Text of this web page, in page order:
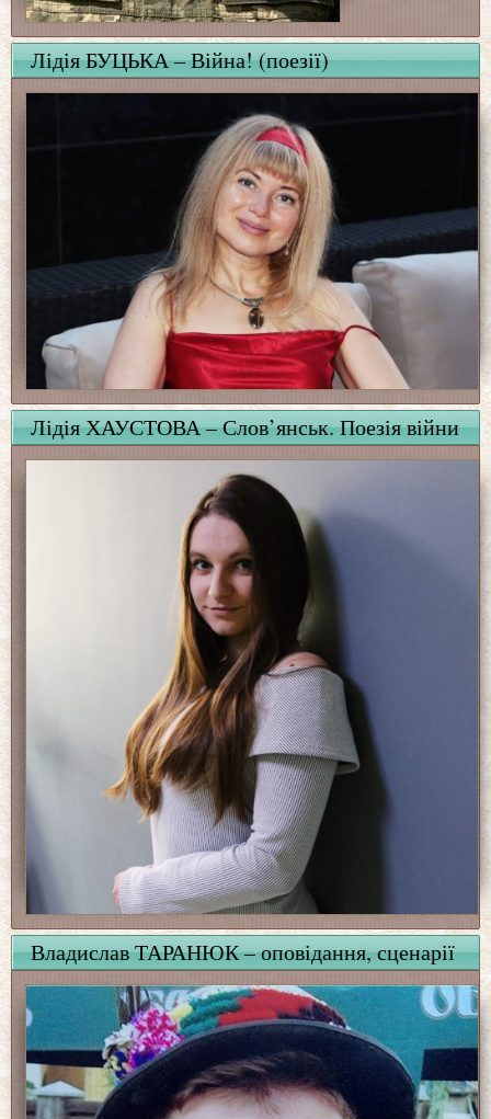
Лідія БУЦЬКА – Війна! (поезії)
Лідія ХАУСТОВА – Слов’янськ. Поезія війни
Владислав ТАРАНЮК – оповідання, сценарії